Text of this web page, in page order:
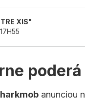
XIS"
anunciou